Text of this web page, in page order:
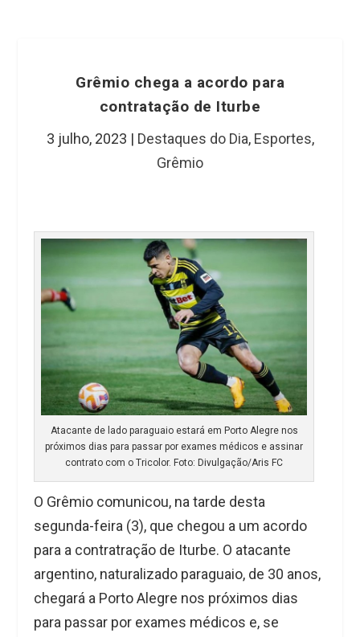
Grêmio chega a acordo para
contratação de Iturbe
3 julho, 2023 | Destaques do Dia, Esportes,
Grêmio
Atacante de lado paraguaio estará em Porto Alegre nos
próximos dias para passar por exames médicos e assinar
contrato com o Tricolor. Foto: Divulgação/Aris FC
O Grêmio comunicou, na tarde desta
segunda-feira (3), que chegou a um acordo
para a contratração de Iturbe. O atacante
argentino, naturalizado paraguaio, de 30 anos,
chegará a Porto Alegre nos próximos dias
para passar por exames médicos e, se